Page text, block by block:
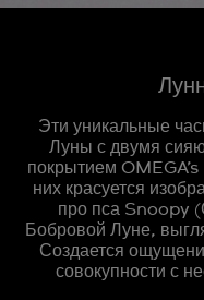
Эти уникальные
Луны с двумя
покрытием
них красуется
про пса Snoopy
Бобровой Луне,
Создается
совокупности с